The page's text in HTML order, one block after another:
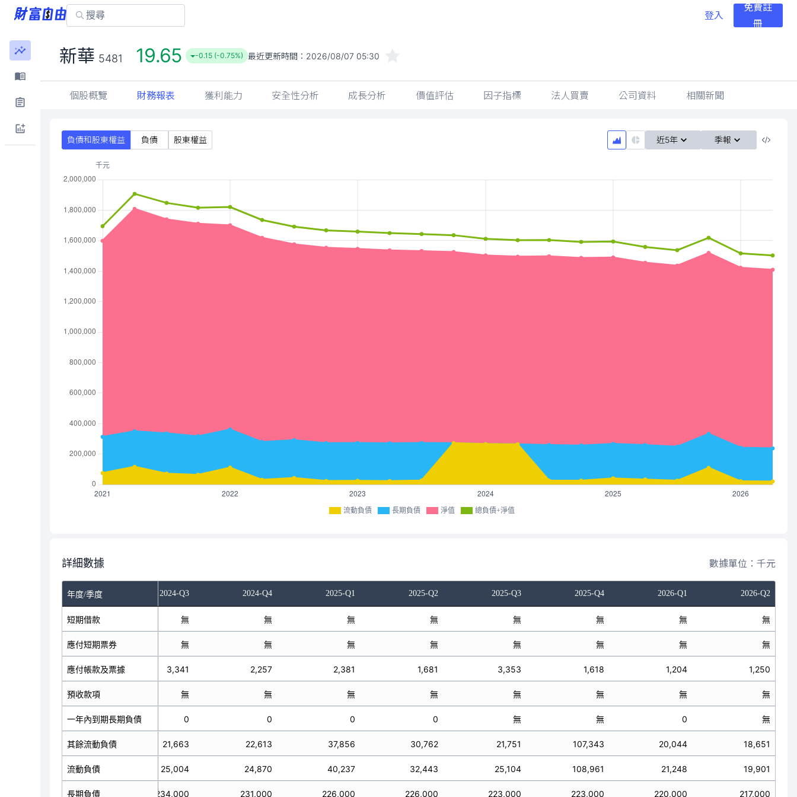
登入
免費註
冊
新華 5481 19.65 -0.15 (-0.75%) 最近更新時間： 2026/08/07 05:30
個股概覽 財務報表 獲利能力 安全性分析 成長分析 價值評估 因子指標 法人買賣 公司資料 相關新聞
負債和股東權益 負債 股東權益 近5年 季報
流動負債 長期負債 淨值 總負債+淨值
詳細數據 數據單位：千元
年度/季度
2024-Q2 2024-Q3 2024-Q4 2025-Q1 2025-Q2 2025-Q3 2025-Q4 2026-Q1 2026-Q2
短期借款
應付短期票券
應付帳款及票據
預收款項
一年內到期長期負債
其餘流動負債
流動負債
長期負債
無 無 無 無 無 無 無 無 無
無 無 無 無 無 無 無 無 無
1,584 3,341 2,257 2,381 1,681 3,353 1,618 1,204 1,250
無 無 無 無 無 無 無 無 無
240,000 0 0 0 0 無 無 0 無
22,253 21,663 22,613 37,856 30,762 21,751 107,343 20,044 18,651
263,837 25,004 24,870 40,237 32,443 25,104 108,961 21,248 19,901
234,000 231,000 226,000 226,000 223,000 223,000 220,000 217,000